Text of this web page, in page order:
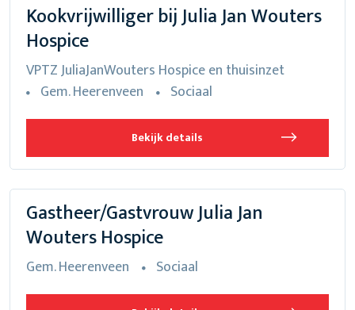
Kookvrijwilliger bij Julia Jan Wouters
Hospice
VPTZ JuliaJanWouters Hospice en thuisinzet
Gem. Heerenveen
Sociaal
Bekijk details
Gastheer/Gastvrouw Julia Jan
Wouters Hospice
Gem. Heerenveen Sociaal